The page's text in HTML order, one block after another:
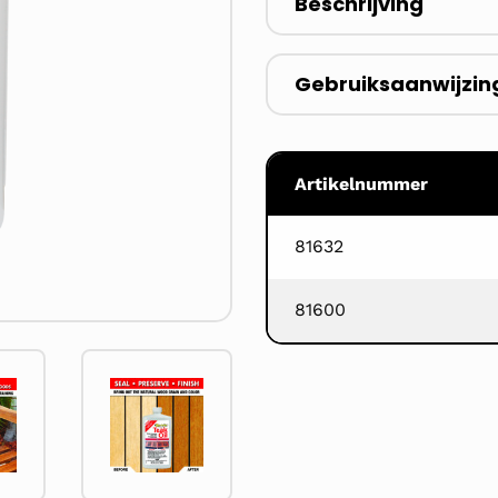
Artikelnummer
81632
81600